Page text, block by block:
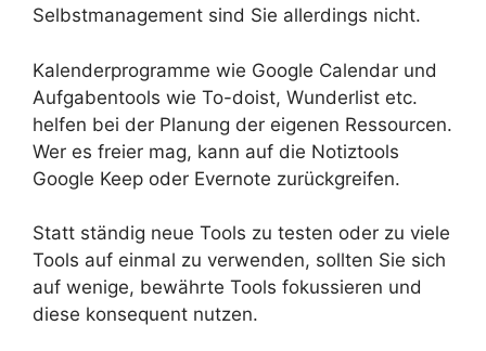
Selbstmanagement sind Sie allerdings nicht.
Kalenderprogramme wie Google Calendar und
Aufgabentools wie To-doist, Wunderlist etc.
helfen bei der Planung der eigenen Ressourcen.
Wer es freier mag, kann auf die Notiztools
Google Keep oder Evernote zurückgreifen.
Statt ständig neue Tools zu testen oder zu viele
Tools auf einmal zu verwenden, sollten Sie sich
auf wenige, bewährte Tools fokussieren und
diese konsequent nutzen.